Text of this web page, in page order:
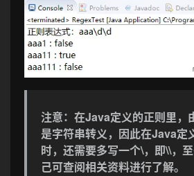
注意：在Java定义的正则里，
是字符串转义，因此在Java定
时，还需要多写一个\，即\\，
己可查阅相关资料进行了解。